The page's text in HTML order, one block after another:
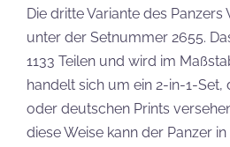
Die dritte Variante des Panzers
unter der Setnummer 2655.
1133 Teilen und wird im
handelt sich um ein 2-in-1-
oder deutschen Prints
diese Weise kann der Panzer